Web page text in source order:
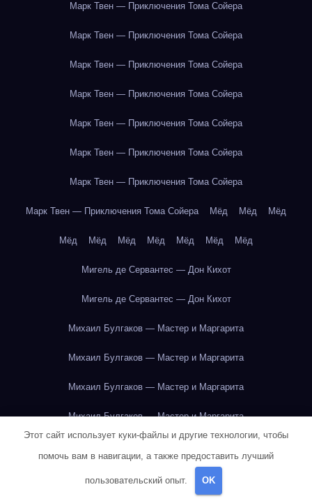
Марк Твен — Приключения Тома Сойера
Марк Твен — Приключения Тома Сойера
Марк Твен — Приключения Тома Сойера
Марк Твен — Приключения Тома Сойера
Марк Твен — Приключения Тома Сойера
Марк Твен — Приключения Тома Сойера
Марк Твен — Приключения Тома Сойера
Марк Твен — Приключения Тома Сойера Мёд Мёд Мёд
Мёд Мёд Мёд Мёд Мёд Мёд Мёд
Мигель де Сервантес — Дон Кихот
Мигель де Сервантес — Дон Кихот
Михаил Булгаков — Мастер и Маргарита
Михаил Булгаков — Мастер и Маргарита
Михаил Булгаков — Мастер и Маргарита
Михаил Булгаков — Мастер и Маргарита
Михаил Булгаков — Мастер и Маргарита
Этот сайт использует куки-файлы и другие технологии, чтобы
помочь вам в навигации, а также предоставить лучший
пользовательский опыт. OK